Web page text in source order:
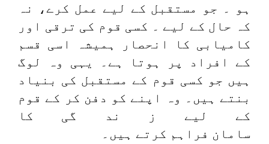
ہو ۔ جو مستقبل کے لیے عمل کرے، نہ
کہ حال کے لیے ۔ کسی قوم کی ترقی اور
کامیابی کا انحصار ہمیشہ اسی قسم
کے افراد پر ہوتا ہے۔ یہی وہ لوگ
ہیں جو کسی قوم کے مستقبل کی بنیاد
بنتے ہیں۔ وہ اپنے کو دفن کر کے قوم
کے لیے ز ند گی کا
سامان فراہم کرتے ہیں۔